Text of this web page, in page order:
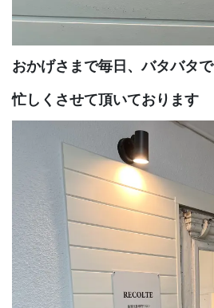
おかげさまで毎日、バタバタで
忙しくさせて頂いております